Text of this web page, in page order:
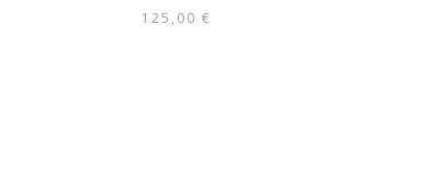
125,00€